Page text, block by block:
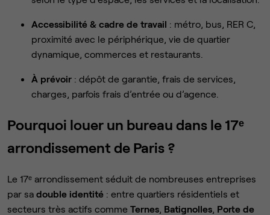
Accessibilité & cadre de travail : métro, bus, RER C,
proximité avec le périphérique, vie de quartier
dynamique, commerces et restaurants.
À prévoir : dépôt de garantie, frais de services,
charges, parfois frais d’entrée ou d’agence.
Pourquoi louer un bureau dans le 17ᵉ
arrondissement de Paris ?
Le 17ᵉ arrondissement séduit de nombreuses entreprises
par sa double identité : entre quartiers résidentiels et
secteurs très actifs comme Ternes Batignolles Porte de